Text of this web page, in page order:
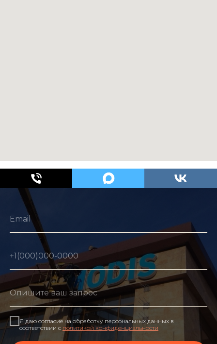
Я даю согласие на обработку персональных данных в
соответствии с политикой конфиденциальности